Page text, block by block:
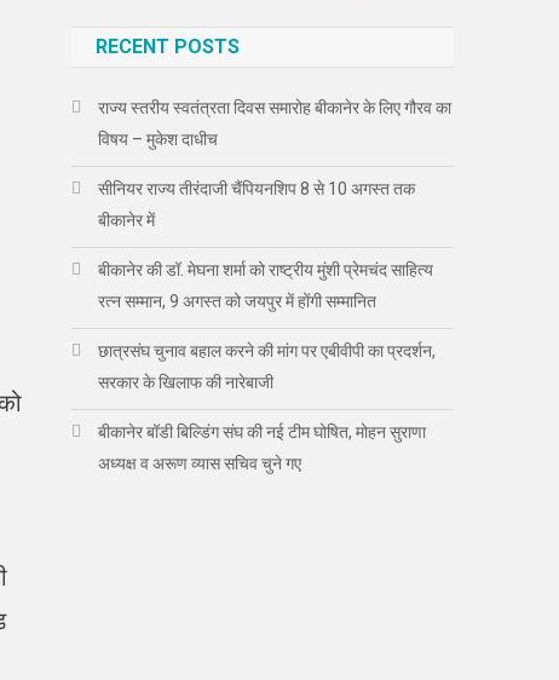
RECENT POSTS
राज्य स्तरीय स्वतंत्रता दिवस समारोह बीकानेर के लिए गौरव का
विषय – मुकेश दाधीच
सीनियर राज्य तीरंदाजी चैंपियनशिप 8 से 10 अगस्त तक
बीकानेर में
बीकानेर की डॉ. मेघना शर्मा को राष्ट्रीय मुंशी प्रेमचंद साहित्य
रत्न सम्मान, 9 अगस्त को जयपुर में होंगी सम्मानित
छात्रसंघ चुनाव बहाल करने की मांग पर एबीवीपी का प्रदर्शन,
सरकार के खिलाफ की नारेबाजी
बीकानेर बॉडी बिल्डिंग संघ की नई टीम घोषित, मोहन सुराणा
अध्यक्ष व अरूण व्यास सचिव चुने गए